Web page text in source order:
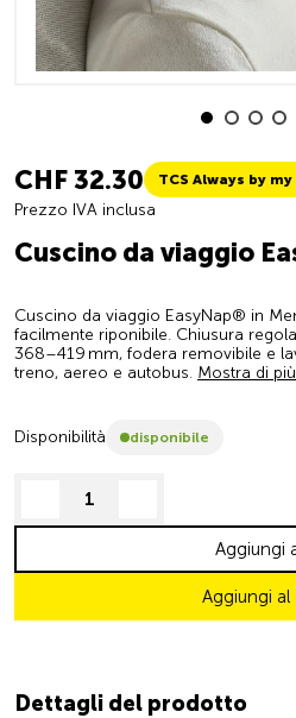
CHF 32.30 TCS Always by
Prezzo IVA inclusa
Cuscino da viaggio
Cuscino da viaggio EasyNap® in
facilmente riponibile. Chiusura
368–419 mm, fodera removibile e
treno, aereo e autobus. Mostra di più
Disponibilità disponibile
decrease quantity
Aggiungi al
Aggiungi
Dettagli del prodotto